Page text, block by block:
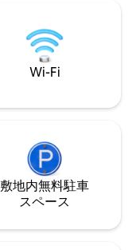
Wi-Fi
敷地内無料駐⁠車
ス⁠ペ⁠ー⁠ス